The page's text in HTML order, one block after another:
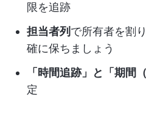
限を追跡
担当者列 で所有者を割
確に保ちましょう
「時間追跡」と「期間
定